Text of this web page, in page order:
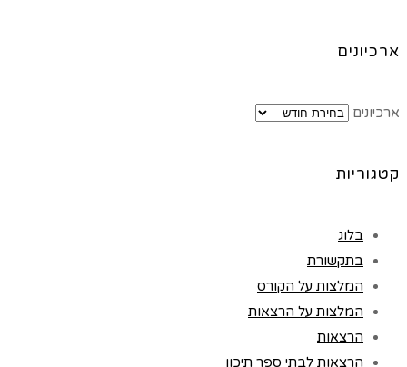
ארכיונים
ארכיונים
קטגוריות
בלוג
בתקשורת
המלצות על הקורס
המלצות על הרצאות
הרצאות
הרצאות לבתי ספר תיכון